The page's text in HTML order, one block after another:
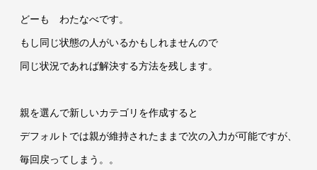
どーも わたなべです。
もし同じ状態の人がいるかもしれませんので
同じ状況であれば解決する方法を残します。
親を選んで新しいカテゴリを作成すると
デフォルトでは親が維持されたままで次の入力が可能ですが、
毎回戻ってしまう。。